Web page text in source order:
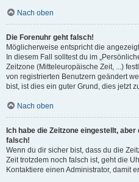
Nach oben
Die Forenuhr geht falsch!
Möglicherweise entspricht die
In diesem Fall solltest du im
Zeitzone (Mitteleuropäische Zeit, ...)
von registrierten Benutzern geändert
bist, ist dies ein guter Grund, dies jetzt
Nach oben
Ich habe die Zeitzone eingestellt,
falsch!
Wenn du dir sicher bist, dass du die
Zeit trotzdem noch falsch ist, geht die
Kontaktiere einen Administrator, damit